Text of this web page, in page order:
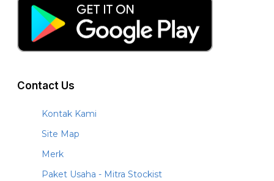
Contact Us
Kontak Kami
Site Map
Merk
Paket Usaha - Mitra Stockist